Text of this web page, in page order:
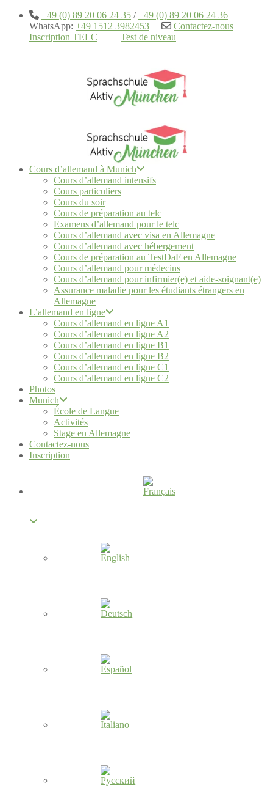
+49 (0) 89 20 06 24 35 /+49 (0) 89 20 06 24 36
WhatsApp: +49 1512 3982453
Contactez-nous
Inscription TELC
Test de niveau
Cours d’allemand à Munich
Cours d’allemand intensifs
Cours particuliers
Cours du soir
Cours de préparation au telc
Examens d’allemand pour le telc
Cours d’allemand avec visa en Allemagne
Cours d’allemand avec hébergement
Cours de préparation au TestDaF en Allemagne
Cours d’allemand pour médecins
Cours d’allemand pour infirmier(e) et aide-soignant(e)
Assurance maladie pour les étudiants étrangers en
Allemagne
L’allemand en ligne
Cours d’allemand en ligne A1
Cours d’allemand en ligne A2
Cours d’allemand en ligne B1
Cours d’allemand en ligne B2
Cours d’allemand en ligne C1
Cours d’allemand en ligne C2
Photos
Munich
École de Langue
Activités
Stage en Allemagne
Contactez-nous
Inscription